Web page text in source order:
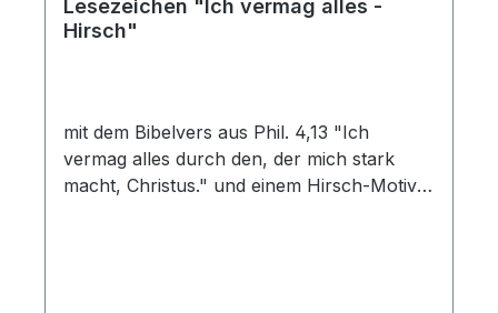
Lesezeichen "Ich vermag alles -
Hirsch"
mit dem Bibelvers aus Phil. 4,13 "Ich
vermag alles durch den, der mich stark
macht, Christus." und einem Hirsch-Motiv.